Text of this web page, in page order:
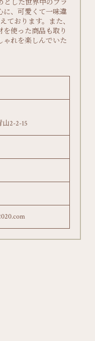
とした世界中のブラ
に、可愛くて一味違
ております。また、
使った商品も取り
ゃれを楽しんでいた
2-2-15